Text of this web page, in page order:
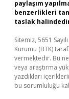
paylaşım
benzerlikleri
taslak
Sitemiz, 5651
Kurumu (BTK)
vermektedir. Bu
veya araştırma
yazdıkları
bu sorumluluğu